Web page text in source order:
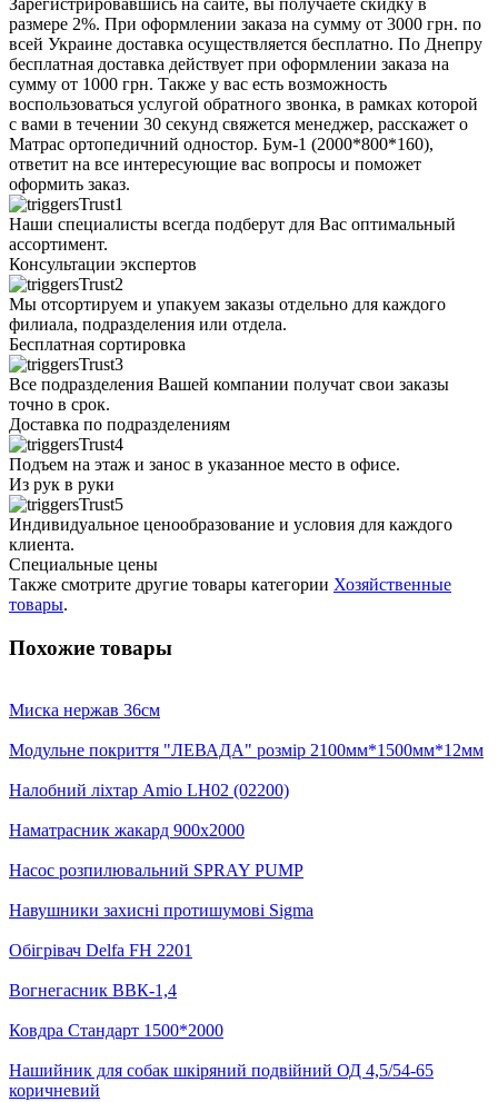
размере 2%. При оформлении заказа на сумму от 3000 грн. по
всей Украине доставка осуществляется бесплатно. По Днепру
бесплатная доставка действует при оформлении заказа на
сумму от 1000 грн. Также у вас есть возможность
воспользоваться услугой обратного звонка, в рамках которой
с вами в течении 30 секунд свяжется менеджер, расскажет о
Матрас ортопедичний одностор. Бум-1 (2000*800*160),
ответит на все интересующие вас вопросы и поможет
оформить заказ.
Наши специалисты всегда подберут для Вас оптимальный
ассортимент.
Консультации экспертов
Мы отсортируем и упакуем заказы отдельно для каждого
филиала, подразделения или отдела.
Бесплатная сортировка
Все подразделения Вашей компании получат свои заказы
точно в срок.
Доставка по подразделениям
Подъем на этаж и занос в указанное место в офисе.
Из рук в руки
Индивидуальное ценообразование и условия для каждого
клиента.
Специальные цены
Также смотрите другие товары категории Хозяйственные
товары.
Похожие товары
Миска нержав 36см
Модульне покриття "ЛЕВАДА" розмір 2100мм*1500мм*12мм
Налобний ліхтар Amio LH02 (02200)
Наматрасник жакард 900х2000
Насос розпилювальний SPRAY PUMP
Навушники захисні протишумові Sigma
Обігрівач Delfa FH 2201
Вогнегасник ВВК-1,4
Ковдра Стандарт 1500*2000
Нашийник для собак шкіряний подвійний ОД 4,5/54-65
коричневий